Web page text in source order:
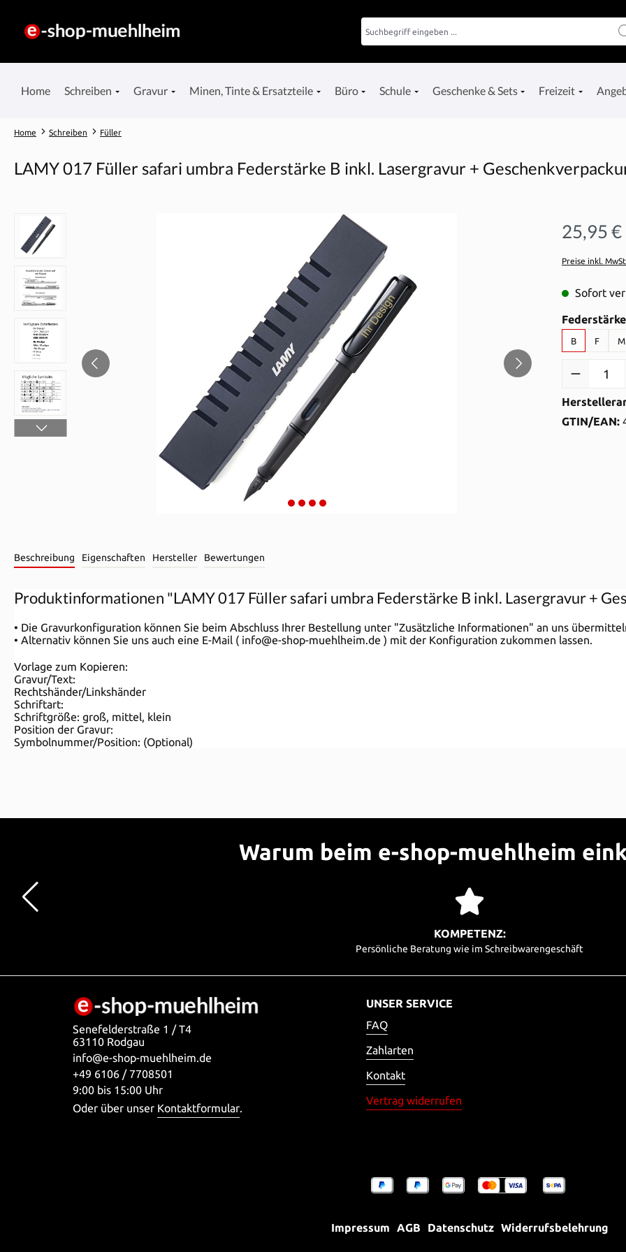
Home Schreiben Gravur Minen, Tinte & Ersatzteile Büro Schule Geschenke & Sets Freizeit
Home Schreiben Füller
LAMY 017 Füller safari umbra Federstärke B inkl. Lasergravur +
Bildergalerie überspringen
25,95 €
Preise inkl.
Sofort
Federstärke
B F M
Produkt
GTIN/EAN:
Beschreibung Eigenschaften Hersteller Bewertungen
Produktinformationen "LAMY 017 Füller safari umbra Federstärke B inkl. Lasergravur +
• Die Gravurkonfiguration können Sie beim Abschluss Ihrer Bestellung unter "Zusätzliche Informationen" an uns
• Alternativ können Sie uns auch eine E-Mail ( info@e-shop-muehlheim.de ) mit der Konfiguration zukommen lassen.
Vorlage zum Kopieren:
Gravur/Text:
Rechtshänder/Linkshänder
Schriftart:
Schriftgröße: groß, mittel, klein
Position der Gravur:
Symbolnummer/Position: (Optional)
Warum beim e-shop-muehlheim
KOMPETENZ:
Persönliche Beratung wie im Schreibwarengeschäft
Senefelderstraße 1 / T4
63110 Rodgau
info@e-shop-muehlheim.de
+49 6106 / 7708501
9:00 bis 15:00 Uhr
Oder über unser Kontaktformular.
UNSER SERVICE
FAQ
Zahlarten
Kontakt
Vertrag widerrufen
Impressum AGB Datenschutz Widerrufsbelehrung